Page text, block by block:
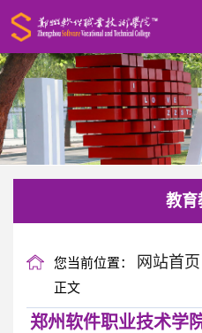
教育
您当前位置： 网站首页
正文
郑州软件职业技术学